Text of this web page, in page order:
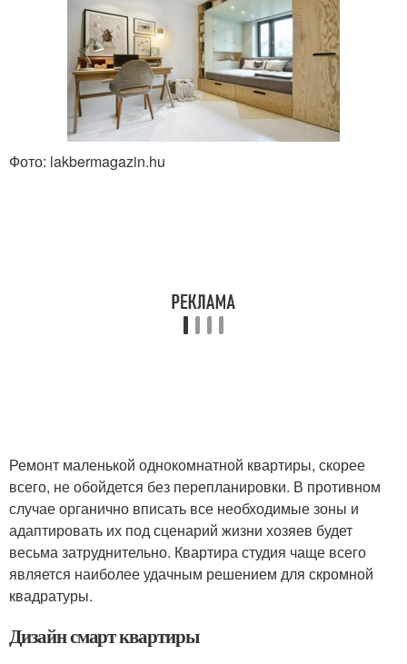
Фото: lakbermagazin.hu
Ремонт маленькой однокомнатной квартиры, скорее
всего, не обойдется без перепланировки. В противном
случае органично вписать все необходимые зоны и
адаптировать их под сценарий жизни хозяев будет
весьма затруднительно. Квартира студия чаще всего
является наиболее удачным решением для скромной
квадратуры.
Дизайн смарт квартиры